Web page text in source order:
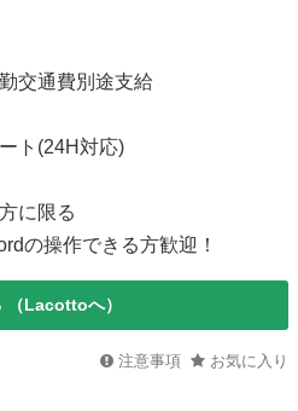
交通費別途支給
ト(24H対応)
に限る
の操作できる方歓迎！
（Lacottoへ）
注意事項 お気に入り